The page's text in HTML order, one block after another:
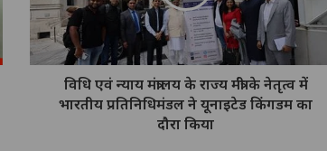
विधि एवं न्याय मंत्रालय के राज्य मंत्री के नेतृत्व में
भारतीय प्रतिनिधिमंडल ने यूनाइटेड किंगडम का
दौरा किया